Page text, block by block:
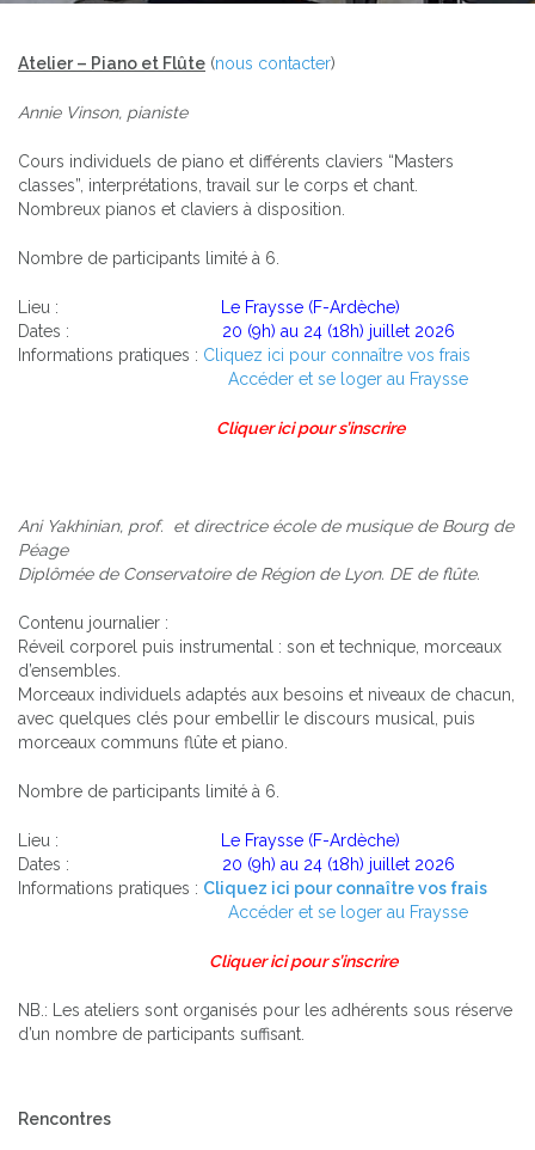
Atelier – Piano et Flûte (nous contacter)
Annie Vinson, pianiste
Cours individuels de piano et différents claviers “Masters
classes”, interprétations, travail sur le corps et chant.
Nombreux pianos et claviers à disposition.
Nombre de participants limité à 6.
Lieu :
Le Fraysse (F-Ardèche)
Dates : 20 (9h) au 24 (18h) juillet 2026
Informations pratiques : Cliquez ici pour connaître vos frais
Accéder et se loger au Fraysse
Cliquer ici pour s’inscrire
Ani Yakhinian, prof. et directrice école de musique de Bourg de
Péage
Diplômée de Conservatoire de Région de Lyon. DE de flûte.
Contenu journalier :
Réveil corporel puis instrumental : son et technique, morceaux
d’ensembles.
Morceaux individuels adaptés aux besoins et niveaux de chacun,
avec quelques clés pour embellir le discours musical, puis
morceaux communs flûte et piano.
Nombre de participants limité à 6.
Lieu :
Le Fraysse (F-Ardèche)
Dates : 20 (9h) au 24 (18h) juillet 2026
Informations pratiques : Cliquez ici pour connaître vos frais
Accéder et se loger au Fraysse
Cliquer ici pour s’inscrire
NB.: Les ateliers sont organisés pour les adhérents sous réserve
d’un nombre de participants suffisant.
Rencontres